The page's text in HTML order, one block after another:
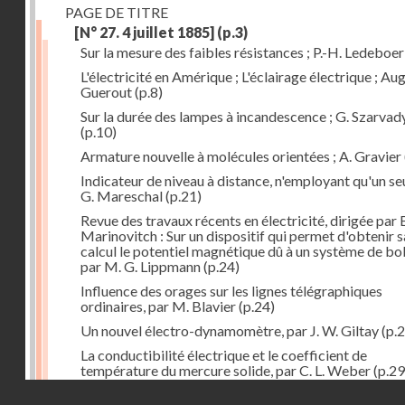
PAGE DE TITRE
[N° 27. 4 juillet 1885] (p.3)
Sur la mesure des faibles résistances ; P.-H. Ledeboer
L'électricité en Amérique ; L'éclairage électrique ;
Guerout(p.8)
Sur la durée des lampes à incandescence ; G.
(p.10)
Armature nouvelle à molécules orientées ; A. Gravier
Indicateur de niveau à distance, n'employant qu'un
G. Mareschal(p.21)
Revue des travaux récents en électricité, dirigée par
Marinovitch : Sur un dispositif qui permet d'obtenir
calcul le potentiel magnétique dû à un système de
par M. G. Lippmann(p.24)
Influence des orages sur les lignes télégraphiques
ordinaires, par M. Blavier(p.24)
Un nouvel électro-dynamomètre, par J. W. Giltay
La conductibilité électrique et le coefficient de
température du mercure solide, par C. L. Weber